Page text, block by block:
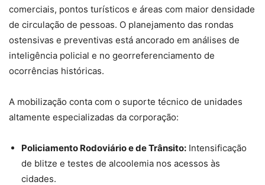
comerciais, pontos turísticos e áreas com maior densidade
de circulação de pessoas. O planejamento das rondas
ostensivas e preventivas está ancorado em análises de
inteligência policial e no georreferenciamento de
ocorrências históricas.
A mobilização conta com o suporte técnico de unidades
altamente especializadas da corporação:
Policiamento Rodoviário e de Trânsito: Intensificação
de blitze e testes de alcoolemia nos acessos às
cidades.